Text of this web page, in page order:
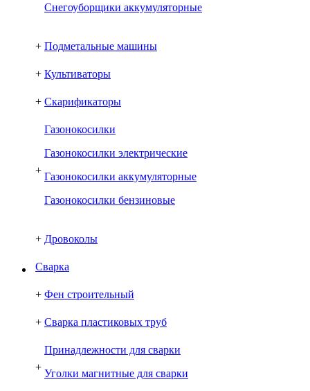
Снегоуборщики аккумуляторные
+ Подметальные машины
+ Культиваторы
+ Скарификаторы
+
Газонокосилки
Газонокосилки электрические
Газонокосилки аккумуляторные
Газонокосилки бензиновые
+ Дровоколы
Сварка
+ Фен строительный
+ Сварка пластиковых труб
+
Принадлежности для сварки
Уголки магнитные для сварки